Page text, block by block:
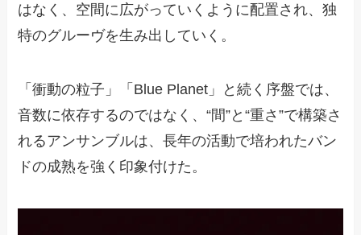
はなく、空間に広がっていくように配置され、独
特のグルーヴを生み出していく。
「衝動の粒子」「Blue Planet」と続く序盤では、
音数に依存するのではなく、“間”と“重さ”で構築さ
れるアンサンブルは、長年の活動で培われたバン
ドの成熟を強く印象付けた。